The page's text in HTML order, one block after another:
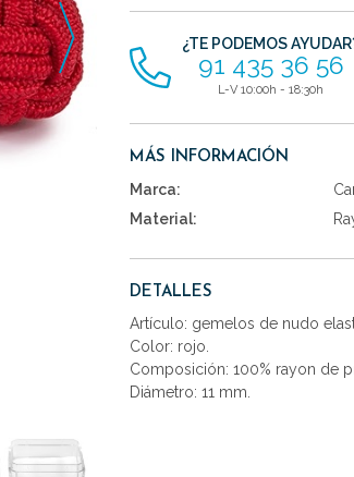
artículos
¿TE PODEMOS
91 435 36 56
L-V 10:00h - 18:30h
MÁS INFORMACIÓN
Marca:
Material:
DETALLES
Artículo: gemelos de nudo
Color: rojo.
Composición: 100% rayon de
Diámetro: 11 mm.